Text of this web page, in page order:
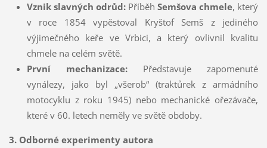
Vznik slavných odrůd:Příběh Semšova chmele, který
v roce 1854 vypěstoval Kryštof Semš z jediného
výjimečného keře ve Vrbici, a který ovlivnil kvalitu
chmele na celém světě.
První mechanizace:Představuje zapomenuté
vynálezy, jako byl „všerob“ (traktůrek z armádního
motocyklu z roku 1945) nebo mechanické ořezávače,
které v 60. letech neměly ve světě obdoby.
3. Odborné experimenty autora